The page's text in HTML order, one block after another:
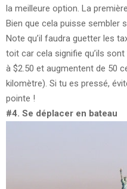
la meilleure option. La
Bien que cela puisse sembler
Note qu’il faudra guetter les
toit car cela signifie qu’ils
à $2.50 et augmentent de 50
kilomètre). Si tu es pressé,
pointe !
#4. Se déplacer en bateau